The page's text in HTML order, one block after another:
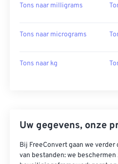
Tons naar milligrams
Tons naar micrograms
Tons naar kg
Uw gegevens, onze
Bij FreeConvert gaan we
van bestanden: we beschermen